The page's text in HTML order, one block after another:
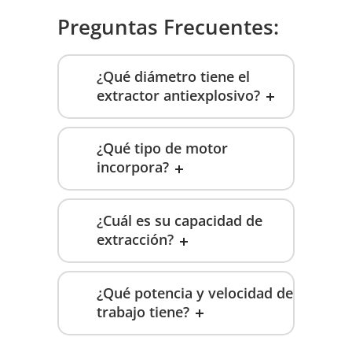
Preguntas Frecuentes:
¿Qué diámetro tiene el
extractor antiexplosivo?
¿Qué tipo de motor
incorpora?
¿Cuál es su capacidad de
extracción?
¿Qué potencia y velocidad de
trabajo tiene?